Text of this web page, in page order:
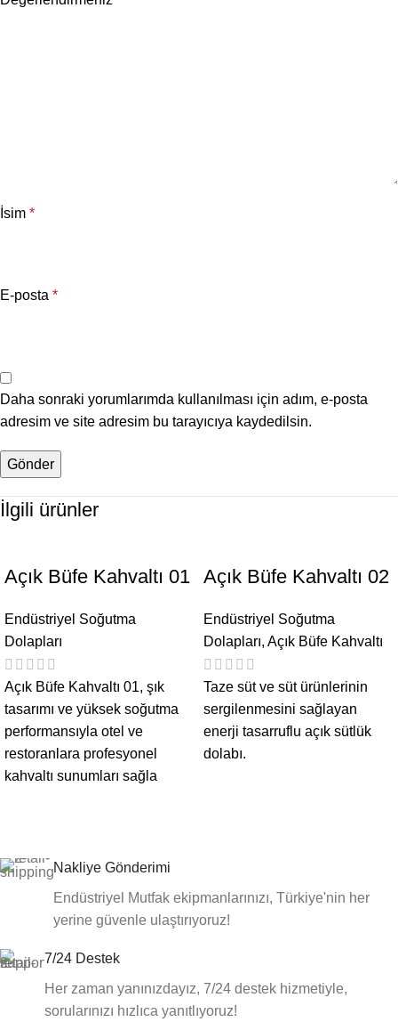
İsim *
E-posta *
Daha sonraki yorumlarımda kullanılması için adım, e-posta
adresim ve site adresim bu tarayıcıya kaydedilsin.
İlgili ürünler
Açık Büfe Kahvaltı 01
Endüstriyel Soğutma
Dolapları
Açık Büfe Kahvaltı 01, şık
tasarımı ve yüksek soğutma
performansıyla otel ve
restoranlara profesyonel
kahvaltı sunumları sağla
Açık Büfe Kahvaltı 02
Endüstriyel Soğutma
Dolapları, Açık Büfe Kahvaltı
Taze süt ve süt ürünlerinin
sergilenmesini sağlayan
enerji tasarruflu açık sütlük
dolabı.
Nakliye Gönderimi
Endüstriyel Mutfak ekipmanlarınızı, Türkiye'nin her
yerine güvenle ulaştırıyoruz!
7/24 Destek
Her zaman yanınızdayız, 7/24 destek hizmetiyle,
sorularınızı hızlıca yanıtlıyoruz!